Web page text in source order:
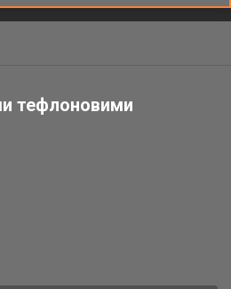
тефлоновими